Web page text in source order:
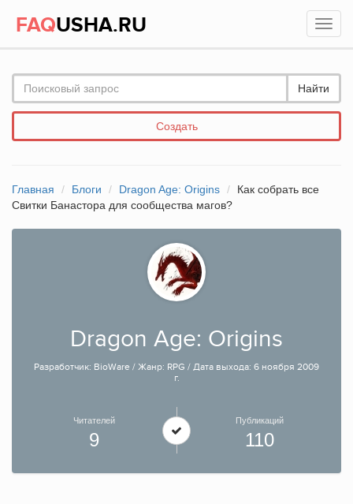
FAQUSHA.RU
Найти
Создать
Главная Блоги Dragon Age: Origins
Как собрать все
Свитки Банастора для сообщества магов?
Dragon Age: Origins
Разработчик: BioWare / Жанр: RPG / Дата выхода: 6 ноября 2009
г.
Читателей
9
Публикаций
110